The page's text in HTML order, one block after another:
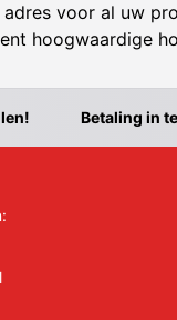
voor al uw
hoogwaardige
Betaling in